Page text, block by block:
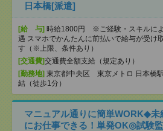
日本橋[派遣]
[給 与] 時給1800円 ※ご経験・スキルに
遇 スマホでかんたんに前払いで給与が受け
す（※上限、条件あり）
[交通費]交通費全額支給（規定あり）
[勤務地] 東京都中央区 東京メトロ 日本橋
結（徒歩1分）
マニュアル通りに簡単WORK◆未
にお仕事できる！単発OK◎試験